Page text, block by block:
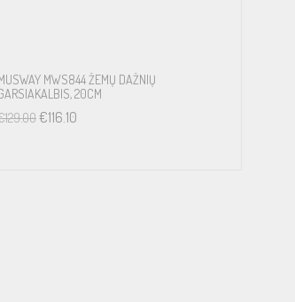
MWS844 ŽEMŲ DAŽNIŲ
20CM
129.00€116.10